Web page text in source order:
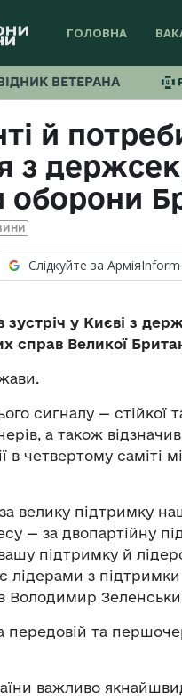
ГОЛОВНА
ВЕТЕРАНА
й
з
Слідкуйте за
зустріч у Києві з
справ Великої
сигналу — стійкої
а також
в четвертому саміті
велику підтримку
— за двопартійну
підтримку й
лідерами з підтримки
Володимир
та
важливо